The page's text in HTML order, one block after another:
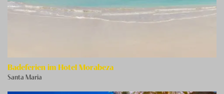
Badeferien im Hotel Morabeza
Santa Maria